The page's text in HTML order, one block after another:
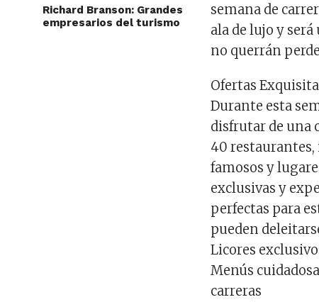
Richard Branson: Grandes
empresarios del turismo
semana de
ala de lujo y
no querrán
Ofertas
Durante esta
disfrutar de una
40
famosos y
exclusivas y
perfectas para
pueden
Licores
Menús
carreras